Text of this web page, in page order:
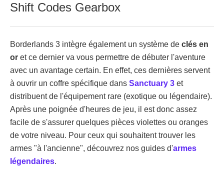
Shift Codes Gearbox
Borderlands 3 intègre également un système de clés en
or et ce dernier va vous permettre de débuter l'aventure
avec un avantage certain. En effet, ces dernières servent
à ouvrir un coffre spécifique dans Sanctuary 3 et
distribuent de l'équipement rare (exotique ou légendaire).
Après une poignée d'heures de jeu, il est donc assez
facile de s'assurer quelques pièces violettes ou oranges
de votre niveau. Pour ceux qui souhaitent trouver les
armes "à l'ancienne", découvrez nos guides d'armes
légendaires.